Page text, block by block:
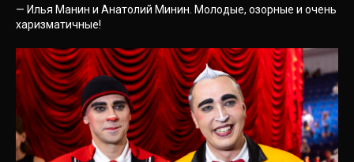
— Илья Манин и Анатолий Минин. Молодые, озорные и очень
харизматичные!